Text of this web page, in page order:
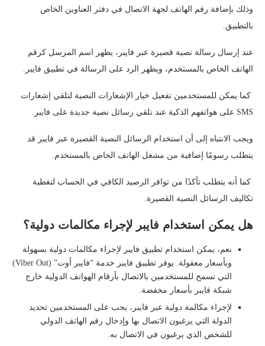
وذلك بإضافة رقم الهاتف لجهة الاتصال في دفتر العناوين الخاص
بالتطبيق.
عند إرسال رسالة نصية قصيرة عبر فايبر، يظهر اسم المرسل كرقم
الهاتف الخاص بالمستخدم، ويظهر الرد على الرسالة في تطبيق فايبر.
كما يمكن للمستخدمين تفعيل خيار الإشعارات النصية لتلقي إشعارات
SMS على هواتفهم الذكية عند تلقي رسائل نصية جديدة على فايبر.
ويجب الانتباه إلى أن استخدام الرسائل النصية القصيرة عبر فايبر قد
يتطلب رسومًا إضافية من مشغل الهاتف الخاص بالمستخدم.
كما أنه يتطلب تأكدًا من توافر الرصيد الكافي في الحساب لتغطية
تكاليف الرسائل النصية القصيرة.
هل يمكن استخدام فايبر لإجراء مكالمات دولية؟
نعم، يمكن استخدام تطبيق فايبر لإجراء مكالمات دولية بسهولة
وبأسعار معقولة. يوفر تطبيق فايبر خدمة “فايبر أوت” (Viber Out)
التي تسمح للمستخدمين بالاتصال بأرقام الهواتف الدولية خارج
شبكة فايبر بأسعار مخفضة.
لإجراء مكالمة دولية عبر فايبر، يجب على المستخدمين تحديد
الدولة التي يرغبون الاتصال بها وإدخال رقم الهاتف الدولي
للشخص الذي يرغبون في الاتصال به.